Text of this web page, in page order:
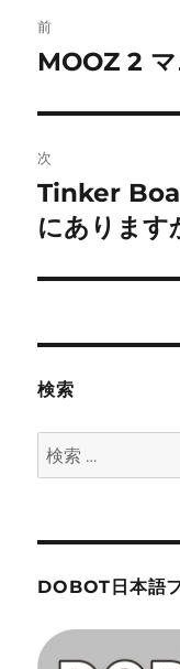
稿
ビ
ゲ
ー
シ
ン
前
前
投
稿:
MOOZ 2
次
次
の
稿:
Tinker
にあります
検索
検
索:
DOBOT日本語